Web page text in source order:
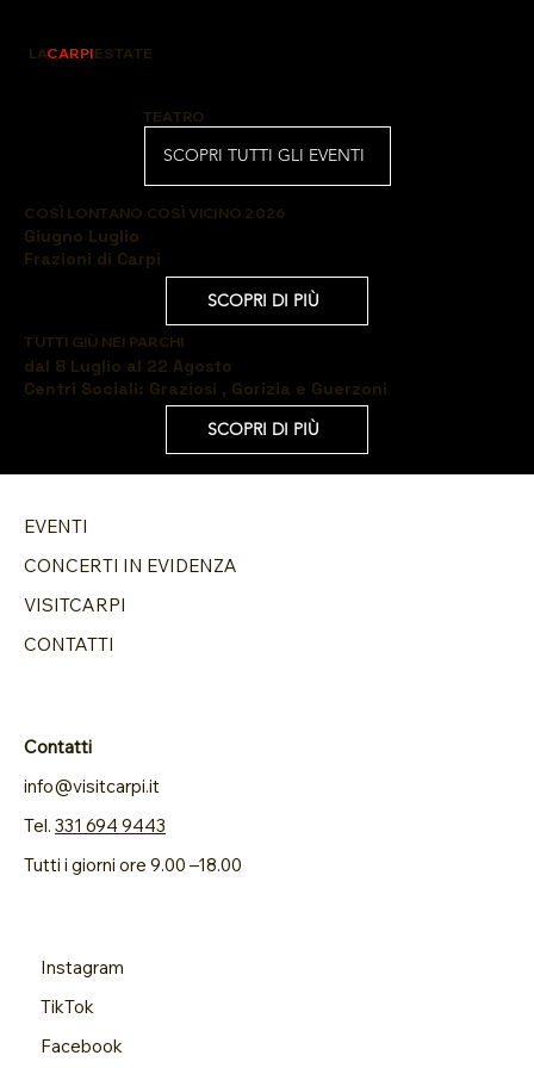
LACARPIESTATE
TEATRO
SCOPRI TUTTI GLI EVENTI
COSÌ LONTANO COSÌ VICINO 2026
Giugno Luglio
Frazioni di Carpi
SCOPRI DI PIÙ
TUTTI GIÙ NEI PARCHI
dal 8 Luglio al 22 Agosto
Centri Sociali: Graziosi , Gorizia e Guerzoni
SCOPRI DI PIÙ
EVENTI
CONCERTI IN EVIDENZA
VISITCARPI
CONTATTI
Instagram
TikTok
Facebook
Contatti
info@visitcarpi.it
Tel. 331 694 9443
Tutti i giorni ore 9.00 –18.00